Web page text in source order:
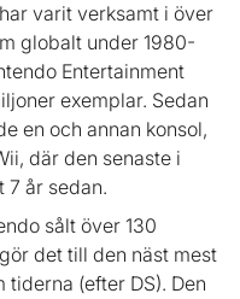
varit verksamt i över
globalt under 1980-
Entertainment
exemplar. Sedan
en och annan konsol,
där den senaste i
7 år sedan.
sålt över 130
det till den näst mest
(efter DS). Den